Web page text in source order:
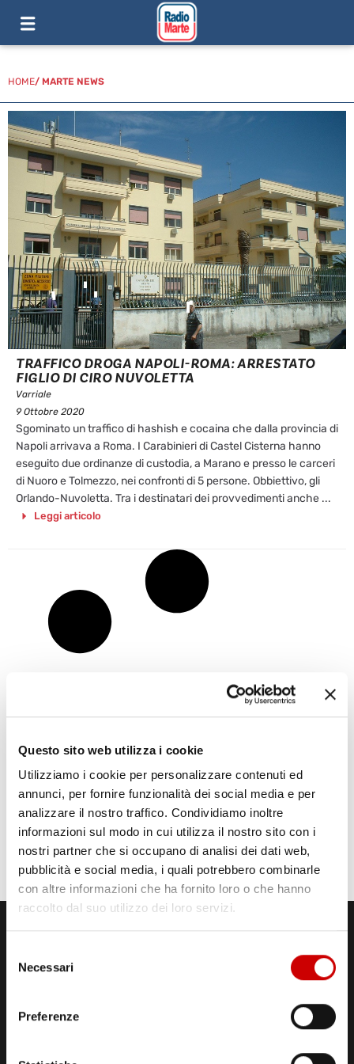
Questo sito web utilizza i cookie
Utilizziamo i cookie per personalizzare contenuti ed
annunci, per fornire funzionalità dei social media e per
analizzare il nostro traffico. Condividiamo inoltre
informazioni sul modo in cui utilizza il nostro sito con i
nostri partner che si occupano di analisi dei dati web,
pubblicità e social media, i quali potrebbero combinarle
con altre informazioni che ha fornito loro o che hanno
raccolto dal suo utilizzo dei loro servizi.
delNecessari
Preferenze
HOME/ MARTE NEWS
TRAFFICO DROGA NAPOLI-ROMA: ARRESTATO
FIGLIO DI CIRO NUVOLETTA
Varriale
9 Ottobre 2020
Sgominato un traffico di hashish e cocaina che dalla provincia di
Napoli arrivava a Roma. I Carabinieri di Castel Cisterna hanno
eseguito due ordinanze di custodia, a Marano e presso le carceri
di Nuoro e Tolmezzo, nei confronti di 5 persone. Obbiettivo, gli
Orlando-Nuvoletta. Tra i destinatari dei provvedimenti anche ...
Leggi articolo
Via Comunale Tavernola, 166/b